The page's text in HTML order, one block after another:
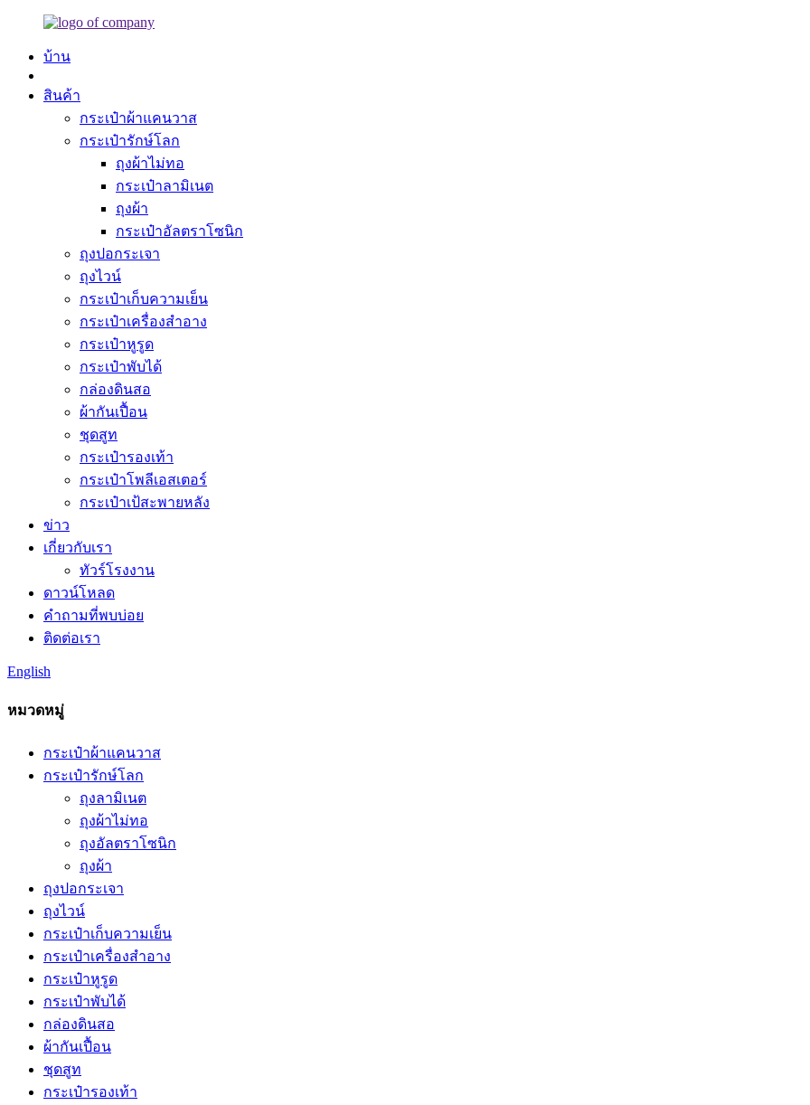
บ้าน
สินค้า
กระเป๋าผ้าแคนวาส
กระเป๋ารักษ์โลก
ถุงผ้าไม่ทอ
กระเป๋าลามิเนต
ถุงผ้า
กระเป๋าอัลตราโซนิก
ถุงปอกระเจา
ถุงไวน์
กระเป๋าเก็บความเย็น
กระเป๋าเครื่องสำอาง
กระเป๋าหูรูด
กระเป๋าพับได้
กล่องดินสอ
ผ้ากันเปื้อน
ชุดสูท
กระเป๋ารองเท้า
กระเป๋าโพลีเอสเตอร์
กระเป๋าเป้สะพายหลัง
ข่าว
เกี่ยวกับเรา
ทัวร์โรงงาน
ดาวน์โหลด
คำถามที่พบบ่อย
ติดต่อเรา
English
หมวดหมู่
กระเป๋าผ้าแคนวาส
กระเป๋ารักษ์โลก
ถุงลามิเนต
ถุงผ้าไม่ทอ
ถุงอัลตราโซนิก
ถุงผ้า
ถุงปอกระเจา
ถุงไวน์
กระเป๋าเก็บความเย็น
กระเป๋าเครื่องสำอาง
กระเป๋าหูรูด
กระเป๋าพับได้
กล่องดินสอ
ผ้ากันเปื้อน
ชุดสูท
กระเป๋ารองเท้า